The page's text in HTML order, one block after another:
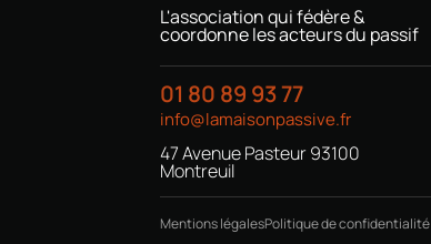
L'association qui fédère &
coordonne les acteurs du passif
01 80 89 93 77
info@lamaisonpassive.fr
47 Avenue Pasteur 93100
Montreuil
Mentions légalesPolitique de confidentialité